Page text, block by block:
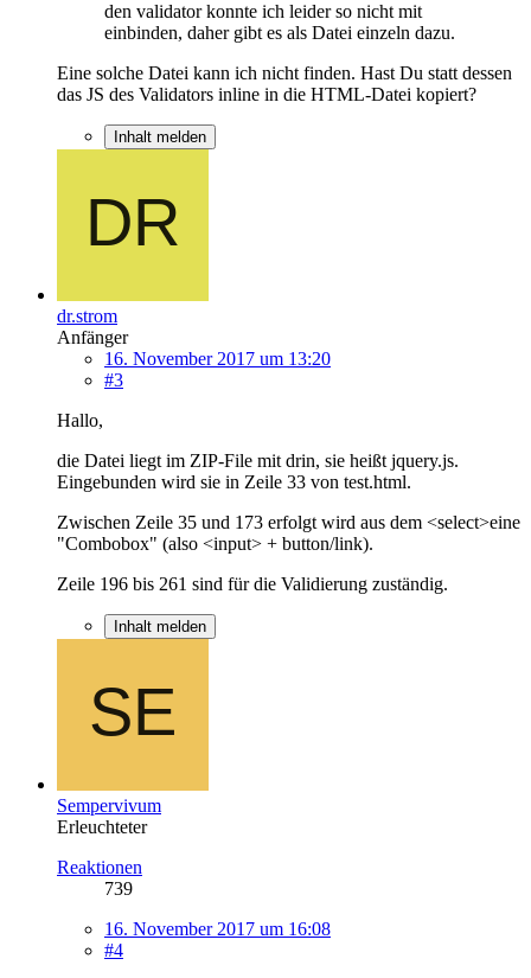
den validator konnte ich leider so nicht mit
einbinden, daher gibt es als Datei einzeln dazu.
Eine solche Datei kann ich nicht finden. Hast Du statt dessen
das JS des Validators inline in die HTML-Datei kopiert?
Inhalt melden
dr.strom
Anfänger
16. November 2017 um 13:20
#3
Hallo,
die Datei liegt im ZIP-File mit drin, sie heißt jquery.js.
Eingebunden wird sie in Zeile 33 von test.html.
Zwischen Zeile 35 und 173 erfolgt wird aus dem <select>eine
"Combobox" (also <input> + button/link).
Zeile 196 bis 261 sind für die Validierung zuständig.
Inhalt melden
Sempervivum
Erleuchteter
Reaktionen
739
16. November 2017 um 16:08
#4